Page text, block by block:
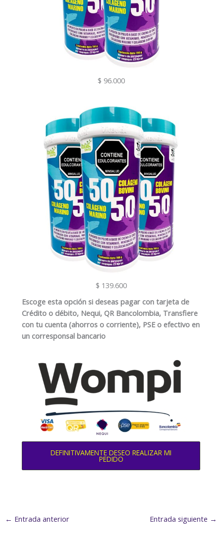
$ 96.000
$ 139.600
Escoge esta opción si deseas pagar con tarjeta de
Crédito o débito, Nequi, QR Bancolombia, Transfiere
con tu cuenta (ahorros o corriente), PSE o efectivo en
un corresponsal bancario
DEFINITIVAMENTE DESEO REALIZAR MI
PEDIDO
← Entrada anterior Entrada siguiente →